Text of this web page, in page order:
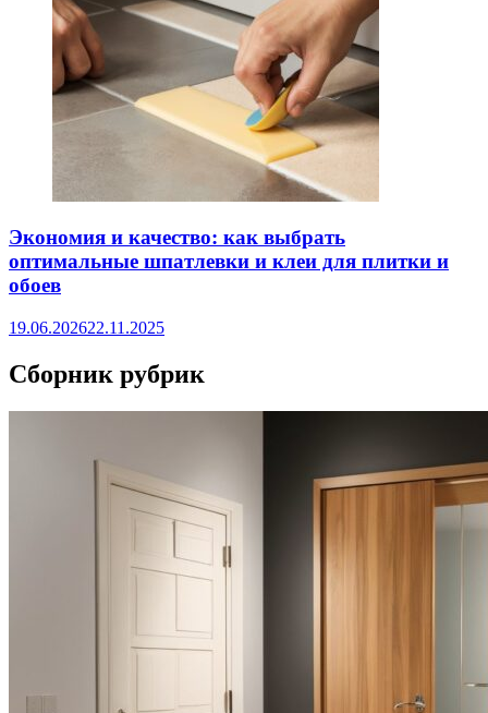
Экономия и качество: как выбрать
оптимальные шпатлевки и клеи для плитки и
обоев
19.06.202622.11.2025
Сборник рубрик